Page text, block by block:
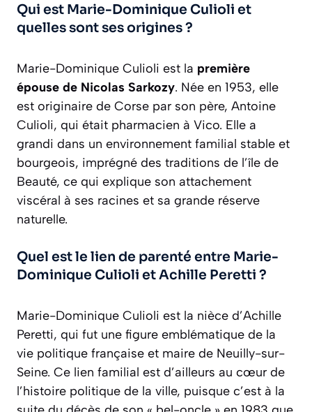
Qui est Marie-Dominique Culioli et
quelles sont ses origines ?
Marie-Dominique Culioli est la première
épouse de Nicolas Sarkozy. Née en 1953, elle
est originaire de Corse par son père, Antoine
Culioli, qui était pharmacien à Vico. Elle a
grandi dans un environnement familial stable et
bourgeois, imprégné des traditions de l’île de
Beauté, ce qui explique son attachement
viscéral à ses racines et sa grande réserve
naturelle.
Quel est le lien de parenté entre Marie-
Dominique Culioli et Achille Peretti ?
Marie-Dominique Culioli est la nièce d’Achille
Peretti, qui fut une figure emblématique de la
vie politique française et maire de Neuilly-sur-
Seine. Ce lien familial est d’ailleurs au cœur de
l’histoire politique de la ville, puisque c’est à la